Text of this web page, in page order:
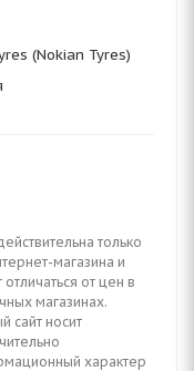
(Nokian Tyres)
только
магазина и
от цен в
магазинах.
сайт носит
характер